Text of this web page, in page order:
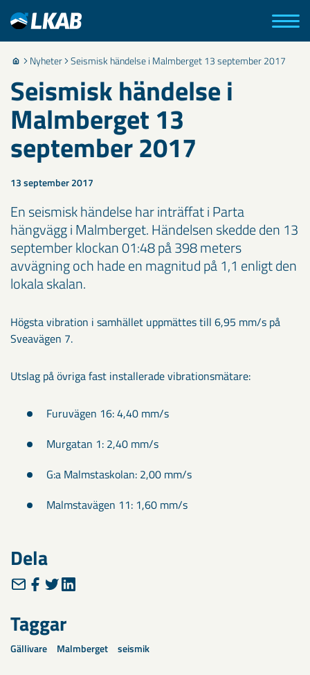
Nyheter Seismisk händelse i Malmberget 13 september 2017
Seismisk händelse i
Malmberget 13
september 2017
13 september 2017
​En seismisk händelse har inträffat i Parta
hängvägg i Malmberget. Händelsen skedde den 13
september klockan 01:48 på 398 meters
avvägning och hade en magnitud på 1,1 enligt den
lokala skalan.
Högsta vibration i samhället uppmättes till 6,95 mm/s på
Sveavägen 7.
Utslag på övriga fast installerade vibrationsmätare:
Furuvägen 16: 4,40 mm/s
Murgatan 1: 2,40 mm/s
G:a Malmstaskolan: 2,00 mm/s
Malmstavägen 11: 1,60 mm/s
Dela
Taggar
Gällivare Malmberget seismik